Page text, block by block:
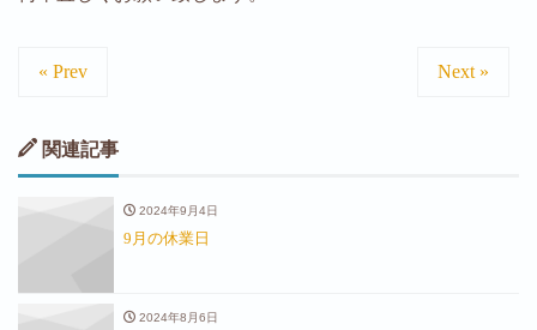
« Prev Next »
関連記事
2024年9月4日
9月の休業日
2024年8月6日